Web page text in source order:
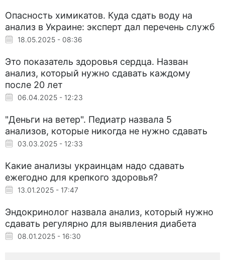
Опасность химикатов. Куда сдать воду на
анализ в Украине: эксперт дал перечень служб
18.05.2025 - 08:36
Это показатель здоровья сердца. Назван
анализ, который нужно сдавать каждому
после 20 лет
06.04.2025 - 12:23
"Деньги на ветер". Педиатр назвала 5
анализов, которые никогда не нужно сдавать
03.03.2025 - 12:33
Какие анализы украинцам надо сдавать
ежегодно для крепкого здоровья?
13.01.2025 - 17:47
Эндокринолог назвала анализ, который нужно
сдавать регулярно для выявления диабета
08.01.2025 - 16:30